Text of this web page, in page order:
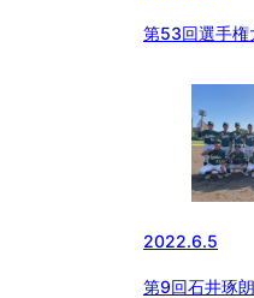
第53回選手権
2022.6.5
第9回石井琢